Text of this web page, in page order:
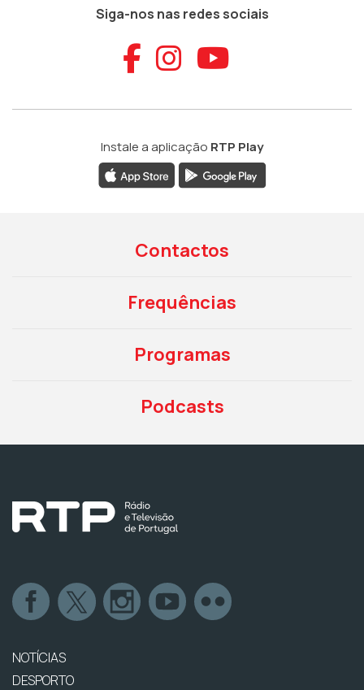
Siga-nos nas redes sociais
Aceder ao
Aceder ao
Aceder
Instale a aplicação RTP Play
Contactos
Frequências
Programas
Podcasts
NOTÍCIAS
DESPORTO